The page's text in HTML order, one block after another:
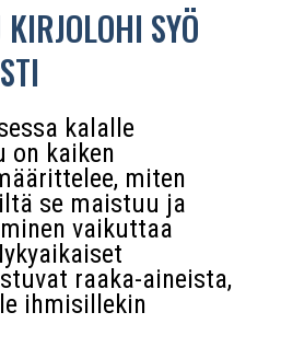
SYÖ
kalalle
on kaiken
miten
se maistuu ja
vaikuttaa
raaka-aineista,
ihmisillekin